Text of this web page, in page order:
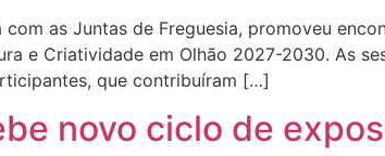
as Juntas de Freguesia, promoveu
e Criatividade em Olhão 2027-2030. As
que contribuíram […]
novo ciclo de